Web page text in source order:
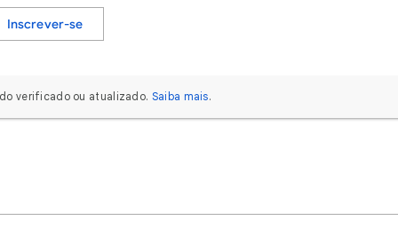
Inscrever-se
verificado ou atualizado. Saiba mais.